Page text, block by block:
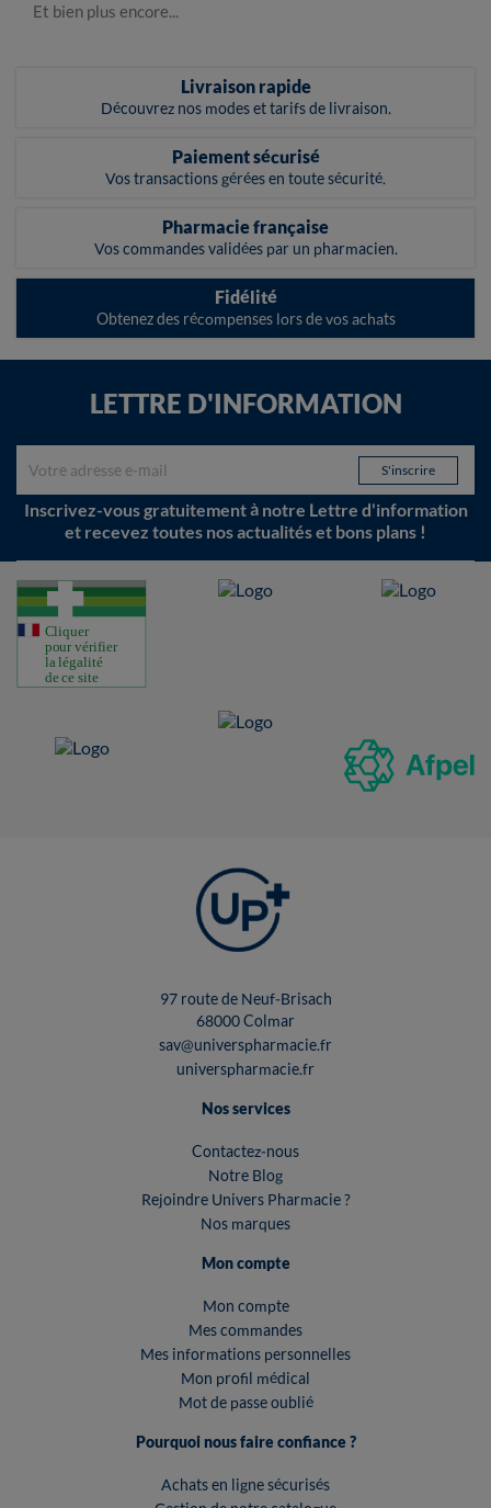
Et bien plus encore...
Livraison rapide
Découvrez nos modes et tarifs de livraison.
Paiement sécurisé
Vos transactions gérées en toute sécurité.
Pharmacie française
Vos commandes validées par un pharmacien.
Fidélité
Obtenez des récompenses lors de vos achats
LETTRE D'INFORMATION
Inscrivez-vous gratuitement à notre Lettre d'information
et recevez toutes nos actualités et bons plans !
97 route de Neuf-Brisach
68000 Colmar
sav@universpharmacie.fr
universpharmacie.fr
Nos services
Contactez-nous
Notre Blog
Rejoindre Univers Pharmacie ?
Nos marques
Mon compte
Mon compte
Mes commandes
Mes informations personnelles
Mon profil médical
Mot de passe oublié
Pourquoi nous faire confiance ?
Achats en ligne sécurisés